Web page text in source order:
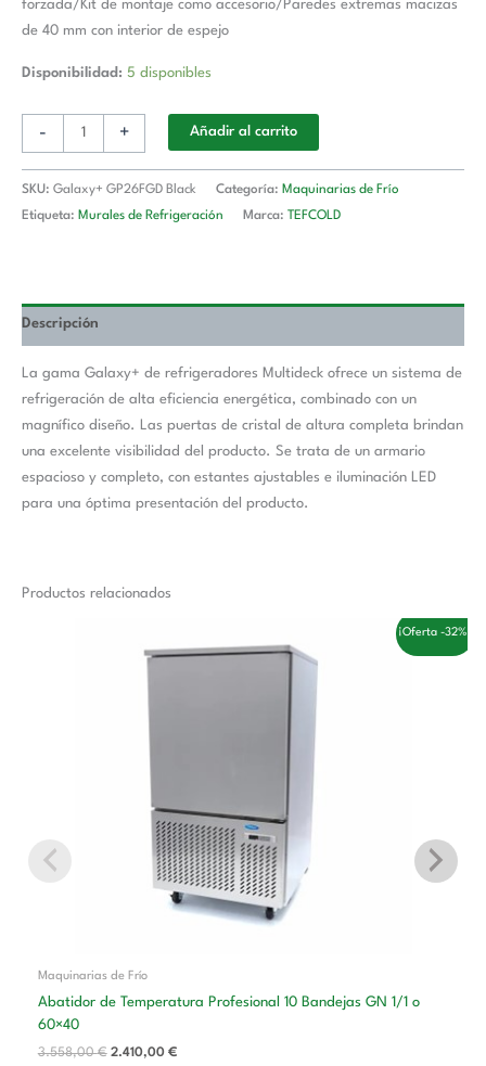
forzada/Kit de montaje como accesorio/Paredes extremas macizas
de 40 mm con interior de espejo
Disponibilidad: 5 disponibles
- + Añadir al carrito
SKU: Galaxy+ GP26FGD Black Categoría: Maquinarias de Frío
Etiqueta: Murales de Refrigeración Marca: TEFCOLD
Descripción
La gama Galaxy+ de refrigeradores Multideck ofrece un sistema de
refrigeración de alta eficiencia energética, combinado con un
magnífico diseño. Las puertas de cristal de altura completa brindan
una excelente visibilidad del producto. Se trata de un armario
espacioso y completo, con estantes ajustables e iluminación LED
para una óptima presentación del producto.
Productos relacionados
¡Oferta -32%!
Maquinarias de Frío
Abatidor de Temperatura Profesional 10 Bandejas GN 1/1 o
60×40
3.558,00€
original
2.410,00 €